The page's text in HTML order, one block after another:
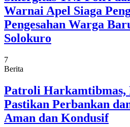
Warnai Apel Siaga
Pengesahan Warga
Solokuro
7
Berita
Patroli Harkamtibmas,
Pastikan Perbankan
Aman dan Kondusif